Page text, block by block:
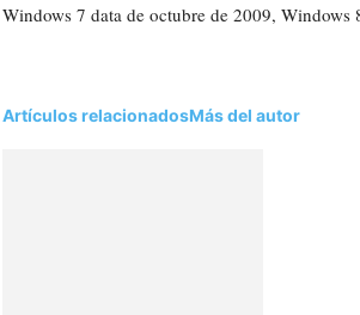
Windows 7 data de octubre de 2009, Windows
Artículos relacionadosMás del autor